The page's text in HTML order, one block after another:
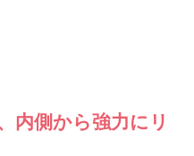
内側から強力にリ